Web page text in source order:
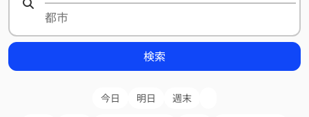
検索
今日 明日 週末